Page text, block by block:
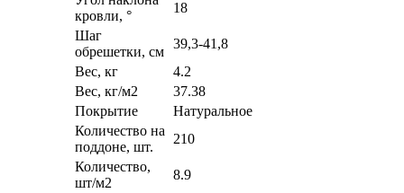
кровли, °
18
Шаг
обрешетки, см
39,3-41,8
Вес, кг
4.2
Вес, кг/м2
37.38
Покрытие
Натуральное
Количество на
поддоне, шт.
210
Количество,
шт/м2
8.9